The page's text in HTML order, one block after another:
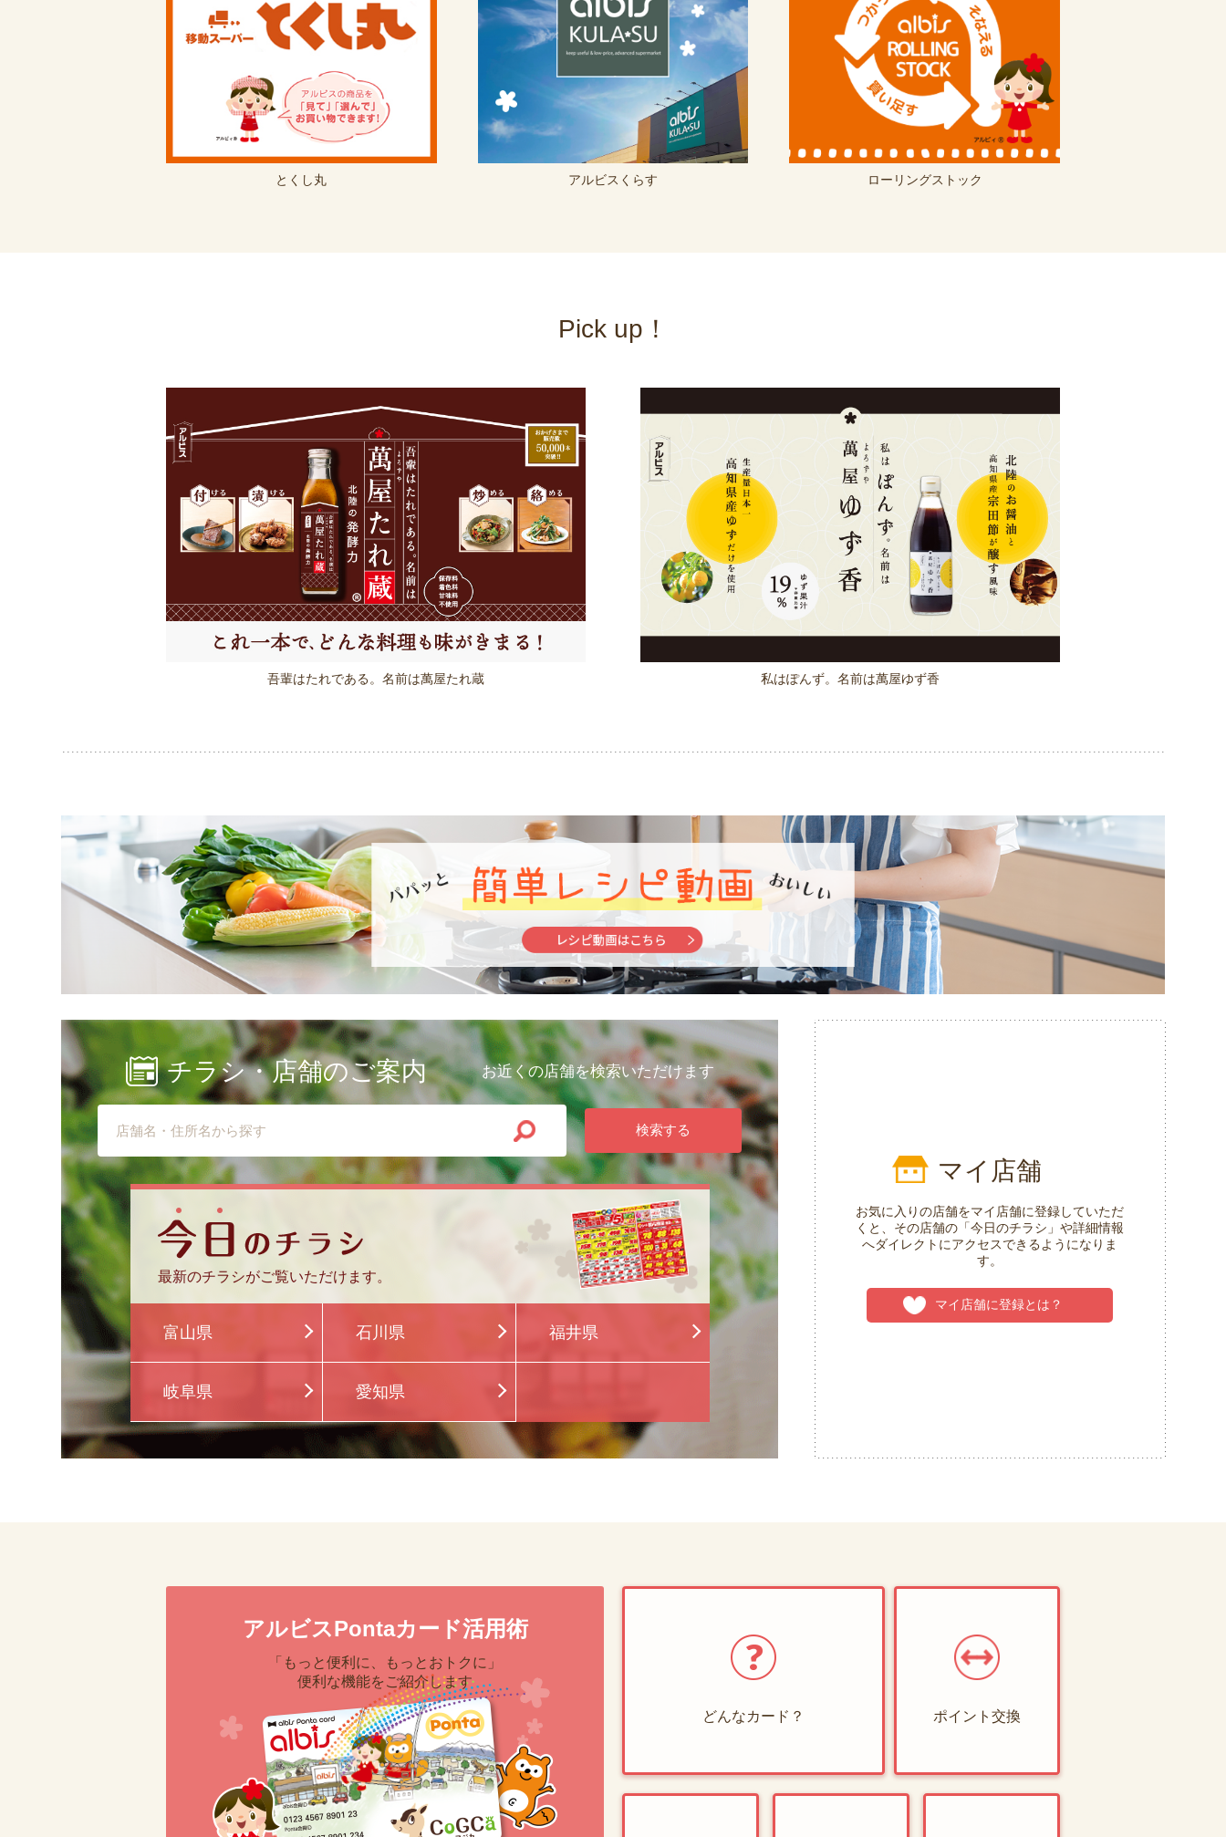
とくし丸 アルビスくらす ローリングストック
Pick up！
吾輩はたれである。 名前は萬屋たれ蔵 私はぽんず。 名前は萬屋ゆず香
チラシ・店舗のご案内 お近くの店舗を検索いただけます
最新のチラシがご覧いただけます。
富山県 石川県 福井県
岐阜県 愛知県
マイ店舗
お気に入りの店舗をマイ店舗に登録していただ
くと、その店舗の「今日のチラシ」や詳細情報
へダイレクトにアクセスできるようになりま
す。
マイ店舗に登録とは？
アルビスPontaカード活用術
「もっと便利に、もっとおトクに」
便利な機能をご紹介します
どんなカード？ ポイント交換